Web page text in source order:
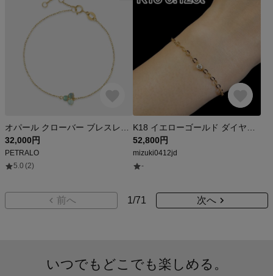
32,000円
PETRALO
5.0 (2)
52,800円
mizuki0412jd
-
前へ 1/71 次へ
いつでもどこでも楽しめる。